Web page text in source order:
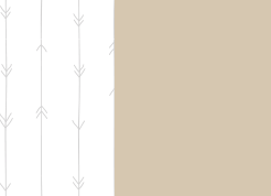
日程について